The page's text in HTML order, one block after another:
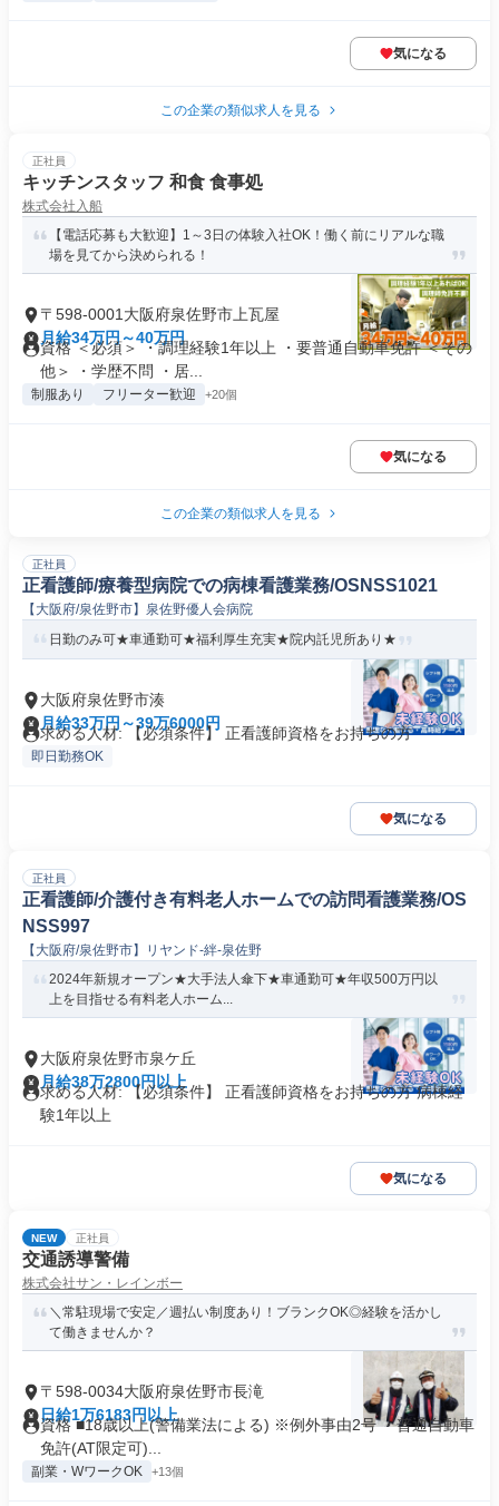
気になる
この企業の類似求人を見る
正社員
キッチンスタッフ 和食 食事処
株式会社入船
【電話応募も大歓迎】1～3日の体験入社OK！働く前にリアルな職
場を見てから決められる！
〒598-0001大阪府泉佐野市上瓦屋
月給34万円～40万円
資格 ＜必須＞ ・調理経験1年以上 ・要普通自動車免許 ＜その
他＞ ・学歴不問 ・居...
制服あり フリーター歓迎 +20個
気になる
この企業の類似求人を見る
正社員
正看護師/療養型病院での病棟看護業務/OSNSS1021
【大阪府/泉佐野市】泉佐野優人会病院
日勤のみ可★車通勤可★福利厚生充実★院内託児所あり★
大阪府泉佐野市湊
月給33万円～39万6000円
求める人材: 【必須条件】 正看護師資格をお持ちの方
即日勤務OK
気になる
正社員
正看護師/介護付き有料老人ホームでの訪問看護業務/OS
NSS997
【大阪府/泉佐野市】リヤンド-絆-泉佐野
2024年新規オープン★大手法人傘下★車通勤可★年収500万円以
上を目指せる有料老人ホーム...
大阪府泉佐野市泉ケ丘
月給38万2800円以上
求める人材: 【必須条件】 正看護師資格をお持ちの方 病棟経
験1年以上
気になる
NEW 正社員
交通誘導警備
株式会社サン・レインボー
＼常駐現場で安定／週払い制度あり！ブランクOK◎経験を活かし
て働きませんか？
〒598-0034大阪府泉佐野市長滝
日給1万6183円以上
資格 ■18歳以上(警備業法による) ※例外事由2号 ・普通自動車
免許(AT限定可)...
副業・WワークOK +13個